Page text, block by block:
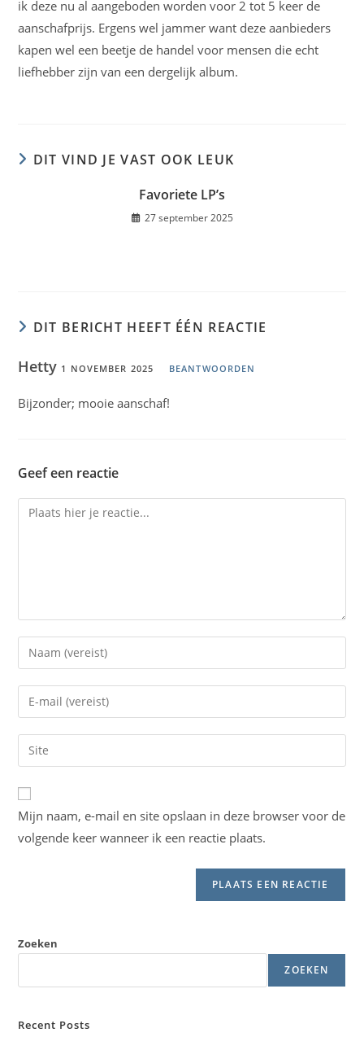
ik deze nu al aangeboden worden voor 2 tot 5 keer de
aanschafprijs. Ergens wel jammer want deze aanbieders
kapen wel een beetje de handel voor mensen die echt
liefhebber zijn van een dergelijk album.
DIT VIND JE VAST OOK LEUK
Favoriete LP’s
27 september 2025
DIT BERICHT HEEFT ÉÉN REACTIE
Hetty 1 NOVEMBER 2025 BEANTWOORDEN
Bijzonder; mooie aanschaf!
Geef een reactie
Reactie
Voer
je
naam
om
te
reageren
Vul
je
e-
mail
om
te
kunnen
Vul
je
site
URL
in
(optioneel)
Mijn naam, e-mail en site opslaan in deze browser voor de
volgende keer wanneer ik een reactie plaats.
Zoeken
ZOEKEN
Recent Posts